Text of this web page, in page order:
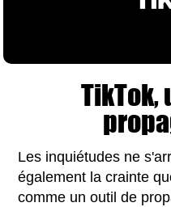
Les inquiétudes ne
également la crainte
comme un outil de